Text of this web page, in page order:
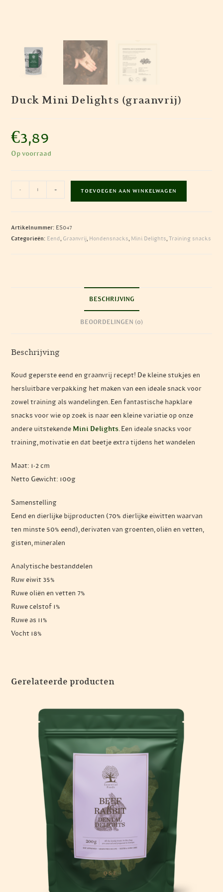
Duck Mini Delights (graanvrij)
€3,89
Op voorraad
Mini
aantal
- + TOEVOEGEN AAN WINKELWAGEN
Artikelnummer: ES047
Categorieën: Eend, Graanvrij, Hondensnacks, Mini Delights,Training snacks
BESCHRIJVING
BEOORDELINGEN (0)
Beschrijving
Koud geperste eend en graanvrij recept! De kleine stukjes en
hersluitbare verpakking het maken van een ideale snack voor
zowel training als wandelingen. Een fantastische hapklare
snacks voor wie op zoek is naar een kleine variatie op onze
andere uitstekende Mini Delights. Een ideale snacks voor
training, motivatie en dat beetje extra tijdens het wandelen
Maat: 1-2 cm
Netto Gewicht: 100g
Samenstelling
Eend en dierlijke bijproducten (70% dierlijke eiwitten waarvan
ten minste 50% eend), derivaten van groenten, oliën en vetten,
gisten, mineralen
Analytische bestanddelen
Ruw eiwit 35%
Ruwe oliën en vetten 7%
Ruwe celstof 1%
Ruwe as 11%
Vocht 18%
Gerelateerde producten